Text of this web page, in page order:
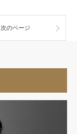
次のページ